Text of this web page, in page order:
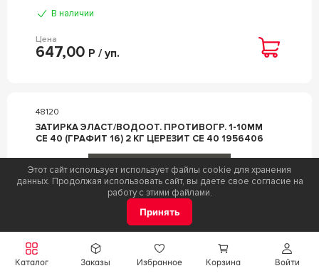
Войти
Каталог Заказы Избранное Корзина
В наличии
Цена
647,00 Р / уп.
48120
ЗАТИРКА ЭЛАСТ/ВОДООТ. ПРОТИВОГР. 1-10ММ
СЕ 40 (ГРАФИТ 16) 2 КГ ЦЕРЕЗИТ CE 40 1956406
Этот сайт использует использует файлы cookie для хранения
данных. Продолжая использовать сайт, вы даете свое согласие на
работу с этими файлами.
Принять